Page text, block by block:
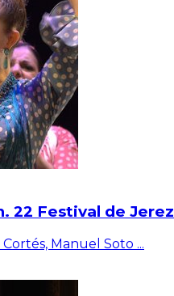
22 Festival de Jerez
Manuel Soto ...